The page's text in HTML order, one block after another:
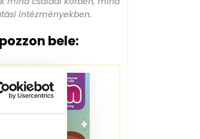
intézményekben.
bele: